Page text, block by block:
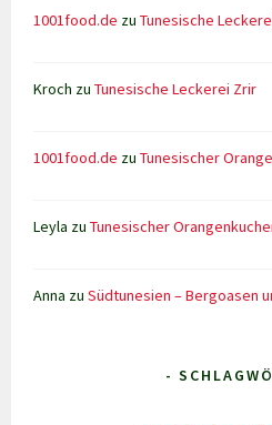
1001food.de zuTunesische
Kroch zuTunesische Leckerei Zrir
1001food.de zuTunesischer
Leyla zuTunesischer
Anna zuSüdtunesien – Bergoasen
-